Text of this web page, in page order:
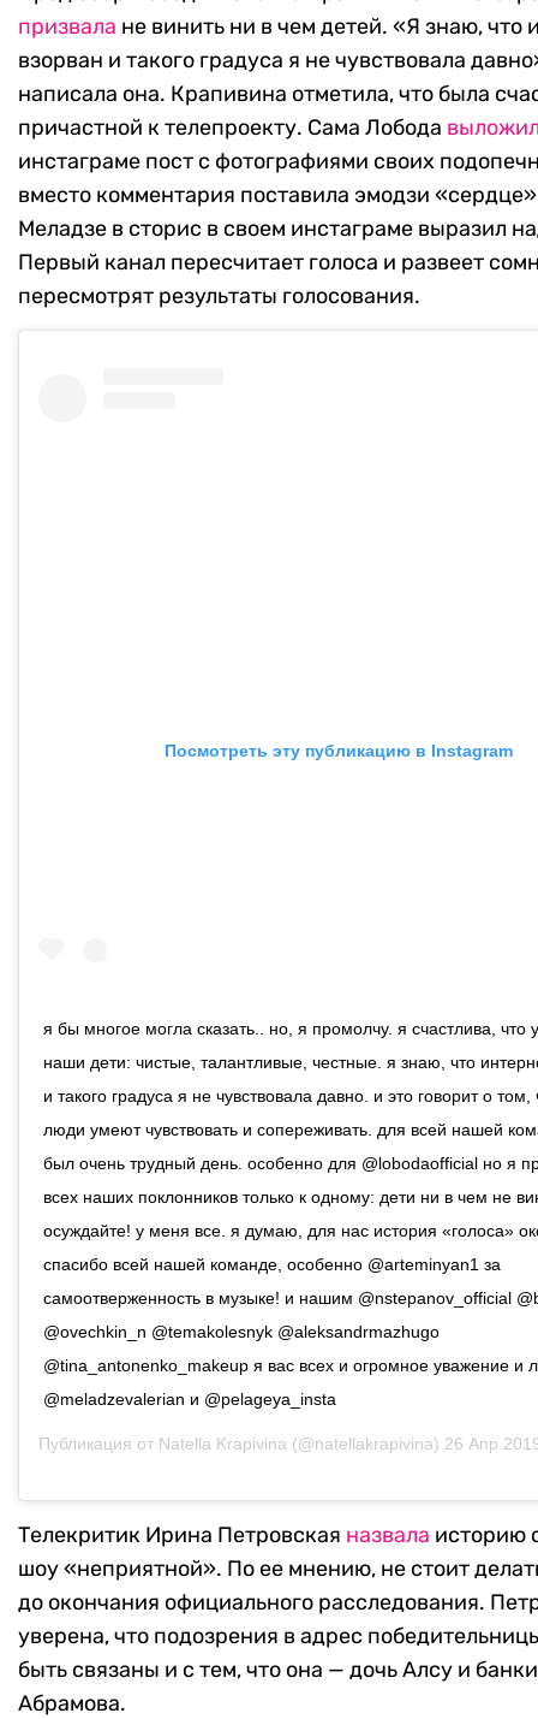
призвала не винить ни в чем детей. «Я знаю, что
взорван и такого градуса я не чувствовала
написала она. Крапивина отметила, что была
причастной к телепроекту. Сама Лобода
инстаграме пост с фотографиями своих
вместо комментария поставила эмодзи
Меладзе в сторис в своем инстаграме выразил
Первый канал пересчитает голоса и развеет
пересмотрят результаты голосования.
Посмотреть эту публикацию в Instagram
я бы многое могла сказать.. но, я промолчу. я счастлива, что
наши дети: чистые, талантливые, честные. я знаю, что
и такого градуса я не чувствовала давно. и это говорит о
люди умеют чувствовать и сопереживать. для всей нашей
был очень трудный день. особенно для @lobodaofficial но я
всех наших поклонников только к одному: дети ни в чем не
осуждайте! у меня все. я думаю, для нас история «голоса»
спасибо всей нашей команде, особенно @arteminyan1 за
самоотверженность в музыке! и нашим @nstepanov_official
@ovechkin_n @temakolesnyk @aleksandrmazhugo
@tina_antonenko_makeup я вас всех и огромное уважение и
@meladzevalerian и @pelageya_insta
Публикация от Natella Krapivina (@natellakrapivina) 26 Апр 2019
Телекритик Ирина Петровская назвала историю
шоу «неприятной». По ее мнению, не стоит
до окончания официального расследования.
уверена, что подозрения в адрес
быть связаны и с тем, что она — дочь Алсу и
Абрамова.